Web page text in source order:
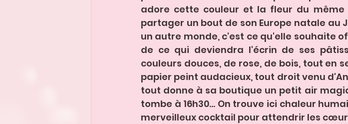
adore cette couleur et la fleur du même
partager un bout de son Europe natale au
un autre monde, c'est ce qu'elle souhaite
de ce qui deviendra l'écrin de ses
couleurs douces, de rose, de bois, tout en
papier peint audacieux, tout droit venu
tout donne à sa boutique un petit air
tombe à 16h30... On trouve ici chaleur
merveilleux cocktail pour attendrir les